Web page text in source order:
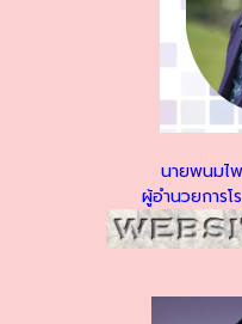
นายพนมไ
ผู้อำนวยการ